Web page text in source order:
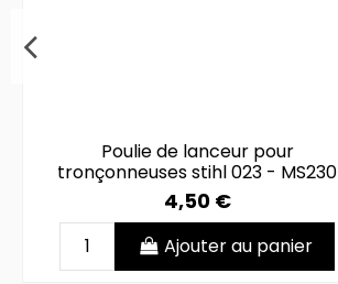
Poulie de lanceur pour
tronçonneuses stihl 023 - MS230
4,50 €
Ajouter au panier